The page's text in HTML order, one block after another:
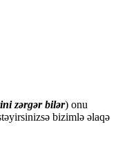
zərgər bilər) onu
bizimlə əlaqə